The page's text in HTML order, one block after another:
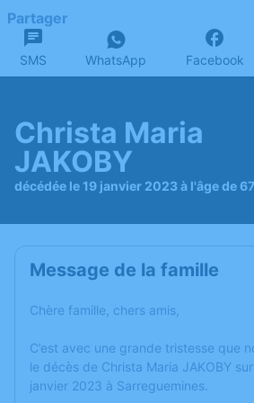
Partager
SMS WhatsApp Facebook
Christa Maria
JAKOBY
décédée le 19 janvier 2023 à l'âge de
Message de la famille
Chère famille, chers amis,
C’est avec une grande tristesse que
le décès de Christa Maria JAKOBY
janvier 2023 à Sarreguemines.